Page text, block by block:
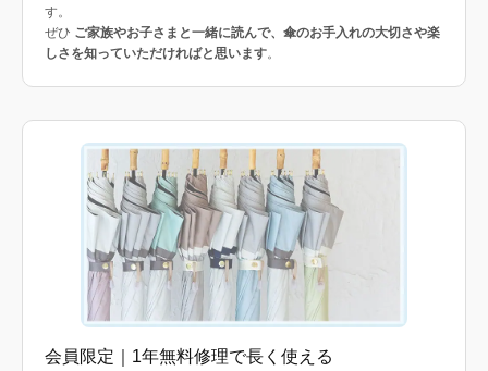
す。
ぜひ ご家族やお子さまと一緒に読んで、傘のお手入れの大切さや楽
しさを知っていただければと思います。
会員限定｜1年無料修理で長く使える